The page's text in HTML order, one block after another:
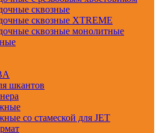
сквозные
сквозные XTREME
сквозные монолитные
шкантов
со стамеской для JET